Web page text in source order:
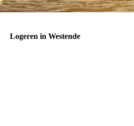
Logeren in Westende